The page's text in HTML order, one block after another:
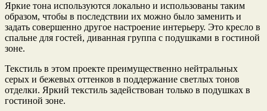
Яркие тона используются локально и использованы таким
образом, чтобы в последствии их можно было заменить и
задать совершенно другое настроение интерьеру. Это кресло в
спальне для гостей, диванная группа с подушками в гостиной
зоне.
Текстиль в этом проекте преимущественно нейтральных
серых и бежевых оттенков в поддержание светлых тонов
отделки. Яркий текстиль задействован только в подушках в
гостиной зоне.